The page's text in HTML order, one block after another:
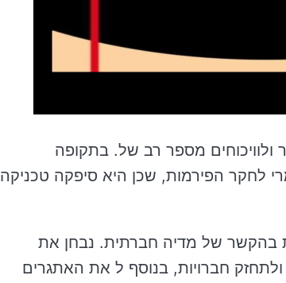
ולוויכוחים מספר רב של. בתקופה
לחקר הפירמות, שכן היא סיפקה טכניקה
בהקשר של מדיה חברתית. נבחן את
חברויות, בנוסף ל את האתגרים